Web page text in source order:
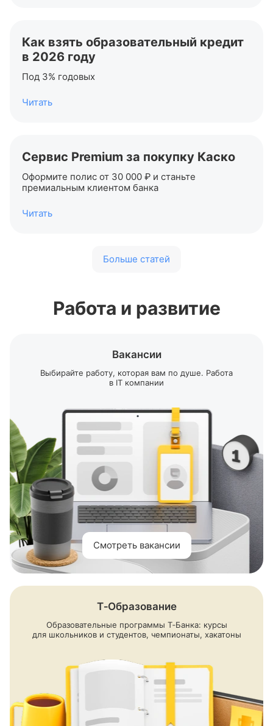
Как взять образовательный кредит
в 2026 году
Под 3% годовых
Читать
Сервис Premium за покупку Каско
Оформите полис от 30 000 ₽ и станьте
премиальным клиентом банка
Читать
Больше статей
Работа и развитие
Вакансии
Выбирайте работу, которая вам по душе. Работа
в IT компании
Смотреть вакансии
Т‑Образование
Образовательные программы Т‑Банка: курсы
для школьников и студентов, чемпионаты, хакатоны